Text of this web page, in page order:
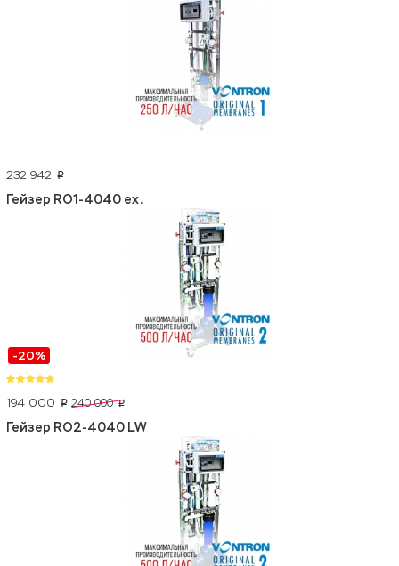
232 942 p
Гейзер RO1-4040 ex.
-20%
194 000 p 240 000 p
Гейзер RO2-4040 LW